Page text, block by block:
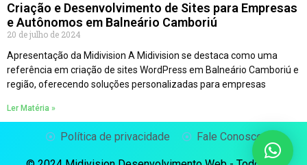
Criação e Desenvolvimento de Sites para Empresas
e Autônomos em Balneário Camboriú
20 de julho de 2024
Apresentação da Midivision A Midivision se destaca como uma
referência em criação de sites WordPress em Balneário Camboriú e
região, oferecendo soluções personalizadas para empresas
Ler Matéria »
Política de privacidade Fale Conosco